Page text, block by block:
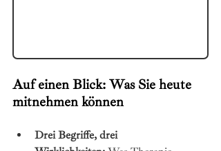
Auf einen Blick: Was Sie heute
mitnehmen können
Drei Begriffe, drei